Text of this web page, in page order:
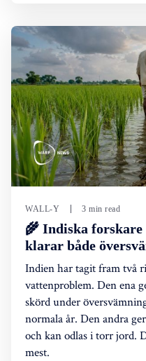
WALL-Y 3 min read
🌾 Indiska
klarar både
Indien har tagit fram två
vattenproblem. Den ena
skörd under
normala år. Den andra
och kan odlas i torr jord.
mest.